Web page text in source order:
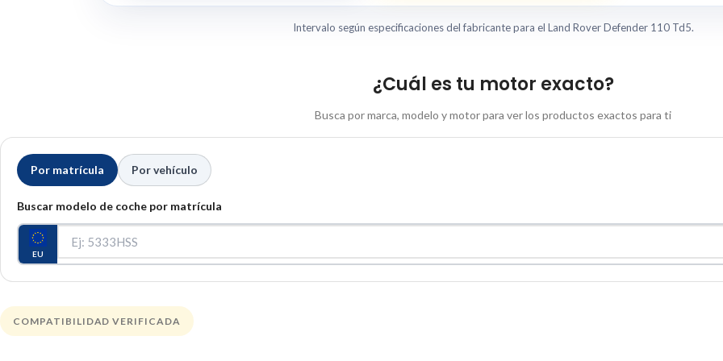
Intervalo según especificaciones del fabricante para el Land Rover Defender 110 Td5.
¿Cuál es tu motor exacto?
Busca por marca, modelo y motor para ver los productos exactos para ti
Por matrícula Por vehículo
Buscar modelo de coche por matrícula
EU
COMPATIBILIDAD VERIFICADA